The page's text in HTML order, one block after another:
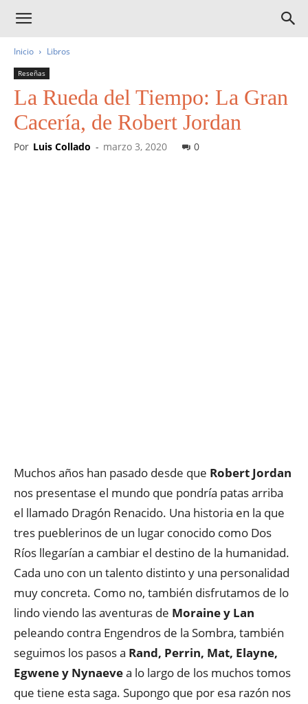
Inicio Libros
Reseñas
La Rueda del Tiempo: La Gran
Cacería, de Robert Jordan
Por Luis Collado - marzo 3, 2020 0
Muchos años han pasado desde que Robert Jordan
nos presentase el mundo que pondría patas arriba
el llamado Dragón Renacido. Una historia en la que
tres pueblerinos de un lugar conocido como Dos
Ríos llegarían a cambiar el destino de la humanidad.
Cada uno con un talento distinto y una personalidad
muy concreta. Como no, también disfrutamos de lo
lindo viendo las aventuras de Moraine y Lan
peleando contra Engendros de la Sombra, también
seguimos los pasos a Rand, Perrin, Mat, Elayne,
Egwene y Nynaevea lo largo de los muchos tomos
que tiene esta saga. Supongo que por esa razón nos